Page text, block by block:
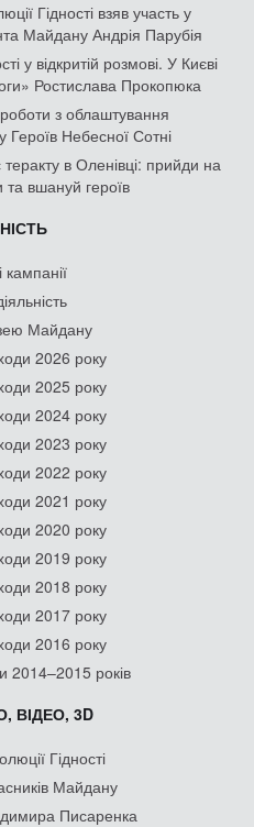
Гідності взяв участь у
Майдану Андрія Парубія
у відкритій розмові. У Києві
Ростислава Прокопюка
роботи з облаштування
Героїв Небесної Сотні
в Оленівці: прийди на
та вшануй героїв
кампанії
Майдану
2026 року
2025 року
2024 року
2023 року
2022 року
2021 року
2020 року
2019 року
2018 року
2017 року
2016 року
2014–2015 років
ВІДЕО, 3D
Гідності
Майдану
Писаренка